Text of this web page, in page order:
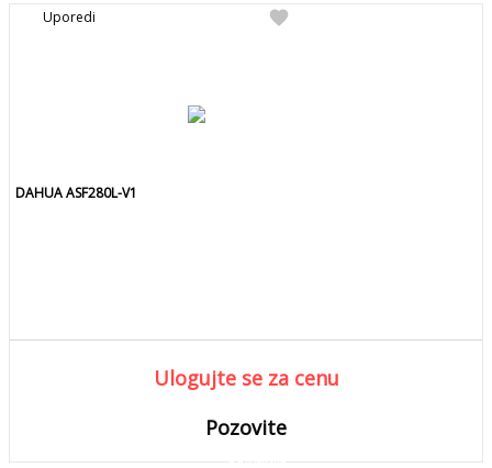
Detaljnijefavorite
Uporedi
DAHUA ASF280L-V1
Ulogujte se za cenu
Pozovite
DETALJNIJE